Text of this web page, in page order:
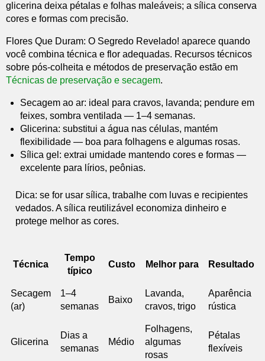
glicerina deixa pétalas e folhas maleáveis; a sílica conserva
cores e formas com precisão.
Flores Que Duram: O Segredo Revelado! aparece quando
você combina técnica e flor adequadas. Recursos técnicos
sobre pós-colheita e métodos de preservação estão em
Técnicas de preservação e secagem.
Secagem ao ar: ideal para cravos, lavanda; pendure em
feixes, sombra ventilada — 1–4 semanas.
Glicerina: substitui a água nas células, mantém
flexibilidade — boa para folhagens e algumas rosas.
Sílica gel: extrai umidade mantendo cores e formas —
excelente para lírios, peônias.
Dica: se for usar sílica, trabalhe com luvas e recipientes
vedados. A sílica reutilizável economiza dinheiro e
protege melhor as cores.
Técnica
Tempo
típico
Custo Melhor para Resultado
Secagem
(ar)
1–4
semanas
Baixo
Lavanda,
cravos, trigo
Aparência
rústica
Glicerina
Dias a
semanas
Médio
Folhagens,
algumas
rosas
Pétalas
flexíveis